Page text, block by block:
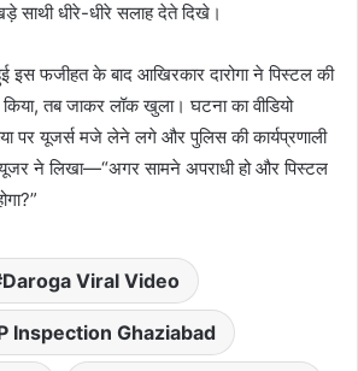
साथी धीरे-धीरे सलाह देते दिखे।
इस फजीहत के बाद आखिरकार दारोगा ने पिस्टल की
तब जाकर लॉक खुला। घटना का वीडियो
पर यूजर्स मजे लेने लगे और पुलिस की कार्यप्रणाली
ने लिखा—“अगर सामने अपराधी हो और पिस्टल
Daroga Viral Video
Inspection Ghaziabad